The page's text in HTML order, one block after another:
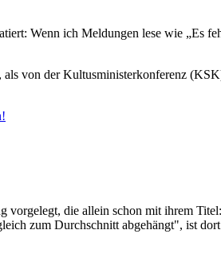
Wenn ich Meldungen lese wie „Es
von der Kultusministerkonferenz
vorgelegt, die allein schon mit ihrem
zum Durchschnitt abgehängt", ist